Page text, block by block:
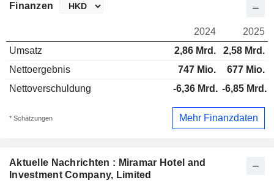
Aktuelle Nachrichten : Miramar Hotel and
Investment Company, Limited
Finanzen
2024
2025
Umsatz
2,86 Mrd.
2,58 Mrd.
Nettoergebnis
747 Mio.
677 Mio.
Nettoverschuldung
-6,36 Mrd. -6,85 Mrd.
* Schätzungen Mehr Finanzdaten